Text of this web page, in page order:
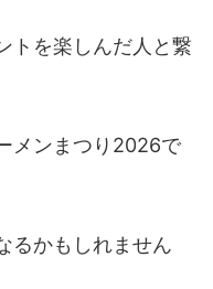
トを楽しんだ人と繋
メンまつり2026で
るかもしれません